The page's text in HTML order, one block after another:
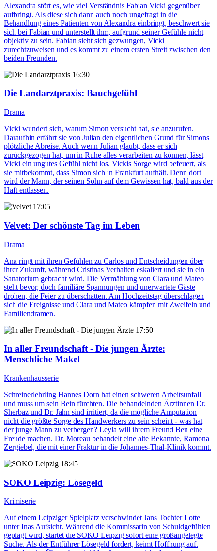
Alexandra stört es, wie viel Verständnis Fabian Vicki gegenüber
aufbringt. Als diese sich dann auch noch ungefragt in die
Behandlung eines Patienten von Alexandra einbringt, beschwert sie
sich bei Fabian und unterstellt ihm, aufgrund seiner Gefühle nicht
objektiv zu sein. Fabian sieht sich gezwungen, Vicki
zurechtzuweisen und es kommt zu einem ersten Streit zwischen den
beiden Freunden.
16:30
Die Landarztpraxis: Bauchgefühl
Drama
Vicki wundert sich, warum Simon versucht hat, sie anzurufen.
Daraufhin erfährt sie von Julian den eigentlichen Grund für Simons
plötzliche Abreise. Auch wenn Julian glaubt, dass er sich
zurückgezogen hat, um in Ruhe alles verarbeiten zu können, lässt
Vicki ein ungutes Gefühl nicht los. Vickis Sorge wird befeuert, als
sie mitbekommt, dass Simon sich in Frankfurt aufhält. Denn dort
wird der Mann, der seinen Sohn auf dem Gewissen hat, bald aus der
Haft entlassen.
17:05
Velvet: Der schönste Tag im Leben
Drama
Ana ringt mit ihren Gefühlen zu Carlos und Entscheidungen über
ihrer Zukunft, während Cristinas Verhalten eskaliert und sie in ein
Sanatorium gebracht wird. Die Vermählung von Clara und Mateo
steht bevor, doch familiäre Spannungen und unerwartete Gäste
drohen, die Feier zu überschatten. Am Hochzeitstag überschlagen
sich die Ereignisse und Clara und Mateo kämpfen mit Zweifeln und
Familiendramen.
17:50
In aller Freundschaft - Die jungen Ärzte:
Menschliche Makel
Krankenhausserie
Schreinerlehrling Hannes Dorn hat einen schweren Arbeitsunfall
und muss um sein Bein fürchten. Die behandelnden Ärztinnen Dr.
Sherbaz und Dr. Jahn sind irritiert, da die mögliche Amputation
nicht die größte Sorge des Handwerkers zu sein scheint - was hat
der junge Mann zu verbergen? Leyla will ihrem Freund Ben eine
Freude machen. Dr. Moreau behandelt eine alte Bekannte, Ramona
Zergiebel, die mit einer Fraktur in die Johannes-Thal-Klinik kommt.
18:45
SOKO Leipzig: Lösegeld
Krimiserie
Auf einem Leipziger Spielplatz verschwindet Jans Tochter Lotte
unter Inas Aufsicht. Während die Kommissarin von Schuldgefühlen
geplagt wird, startet die SOKO Leipzig sofort eine großangelegte
Suche. Als der Entführer Lösegeld fordert, keimt Hoffnung auf.